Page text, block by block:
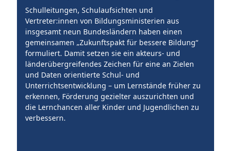
Schulleitungen, Schulaufsichten und
Vertreter:innen von Bildungsministerien aus
insgesamt neun Bundesländern haben einen
gemeinsamen „Zukunftspakt für bessere Bildung“
formuliert. Damit setzen sie ein akteurs- und
länderübergreifendes Zeichen für eine an Zielen
und Daten orientierte Schul- und
Unterrichtsentwicklung – um Lernstände früher zu
erkennen, Förderung gezielter auszurichten und
die Lernchancen aller Kinder und Jugendlichen zu
verbessern.